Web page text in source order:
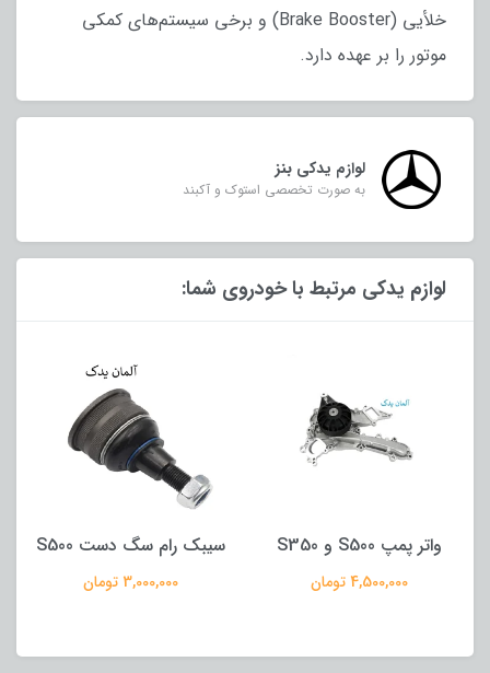
خلأیی (Brake Booster) و برخی سیستم‌های کمکی
موتور را بر عهده دارد.
لوازم یدکی بنز
به صورت تخصصی استوک و آکبند
لوازم یدکی مرتبط با خودروی شما:
سیبک رام سگ دست S500